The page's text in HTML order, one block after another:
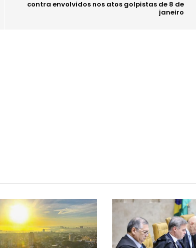
contra envolvidos nos atos golpistas de 8 de
janeiro